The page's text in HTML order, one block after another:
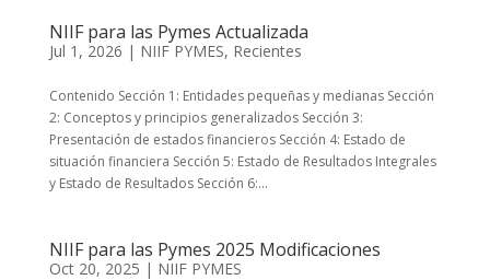
NIIF para las Pymes Actualizada
Jul 1, 2026 | NIIF PYMES, Recientes
Contenido Sección 1: Entidades pequeñas y medianas Sección
2: Conceptos y principios generalizados Sección 3:
Presentación de estados financieros Sección 4: Estado de
situación financiera Sección 5: Estado de Resultados Integrales
y Estado de Resultados Sección 6:...
NIIF para las Pymes 2025 Modificaciones
Oct 20, 2025 | NIIF PYMES